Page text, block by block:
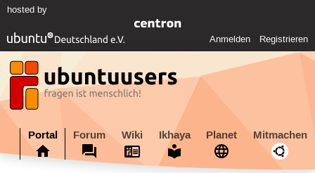
hosted by
Anmelden Registrieren
Portal Forum Wiki Ikhaya Planet Mitmachen